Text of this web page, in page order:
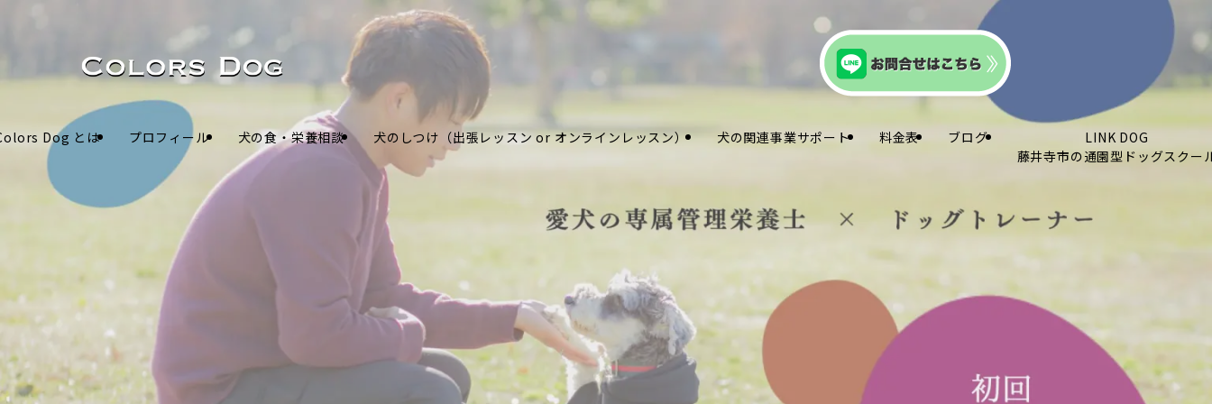
Dog とは プロフィール 犬の食・栄養相談 犬のしつけ（出張レッスン or オンラインレッスン） 犬の関連事業サポート 料金表 ブログ
LINK DOG
藤井寺市の通園型ドッグスクー